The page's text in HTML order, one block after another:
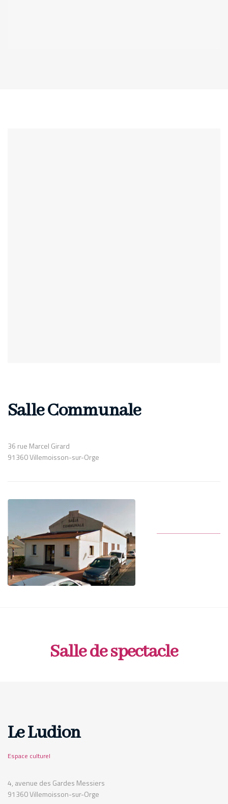
Salle Communale
36 rue Marcel Girard
91360 Villemoisson-sur-Orge
Salle de spectacle
Le Ludion
Espace culturel
4, avenue des Gardes Messiers
91360 Villemoisson-sur-Orge